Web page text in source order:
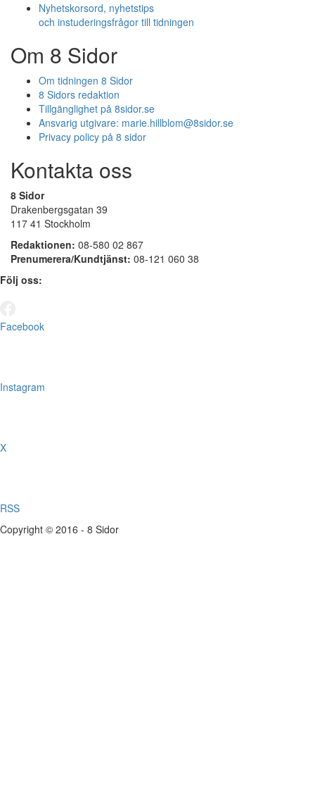
Nyhetskorsord, nyhetstips
och instuderingsfrågor till tidningen
Om 8 Sidor
Om tidningen 8 Sidor
8 Sidors redaktion
Tillgänglighet på 8sidor.se
Ansvarig utgivare: marie.hillblom@8sidor.se
Privacy policy på 8 sidor
Kontakta oss
8 Sidor
Drakenbergsgatan 39
117 41 Stockholm
Redaktionen: 08-580 02 867
Prenumerera/Kundtjänst: 08-121 060 38
Följ oss:
Facebook
Instagram
X
RSS
Copyright © 2016 - 8 Sidor